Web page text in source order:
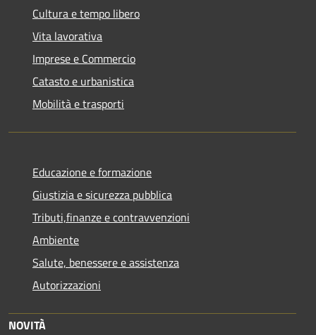
Cultura e tempo libero
Vita lavorativa
Imprese e Commercio
Catasto e urbanistica
Mobilità e trasporti
Educazione e formazione
Giustizia e sicurezza pubblica
Tributi,finanze e contravvenzioni
Ambiente
Salute, benessere e assistenza
Autorizzazioni
NOVITÀ